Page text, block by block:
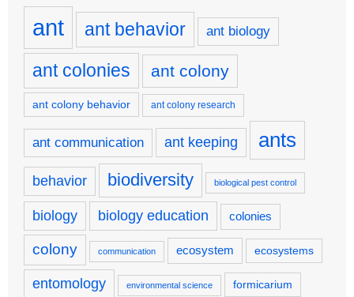
ant ant behavior ant biology
ant colonies ant colony
ant colony behavior ant colony research
ant communication ant keeping ants
behavior biodiversity biological pest control
biology biology education colonies
colony communication ecosystem ecosystems
entomology environmental science formicarium